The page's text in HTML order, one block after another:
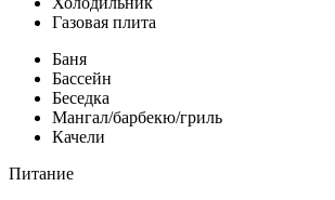
Газовая плита
Баня
Бассейн
Беседка
Мангал/барбекю/гриль
Качели
Питание